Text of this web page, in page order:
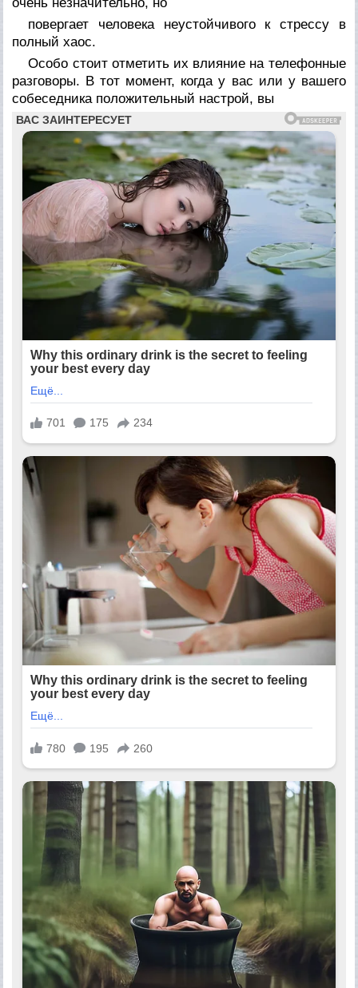
повергает человека неустойчивого к стрессу в
полный хаос.
Особо стоит отметить их влияние на телефонные
разговоры. В тот момент, когда у вас или у вашего
собеседника положительный настрой, вы